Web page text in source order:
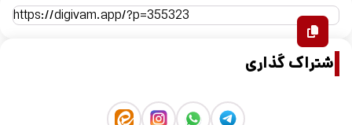
اشتراک گذاری